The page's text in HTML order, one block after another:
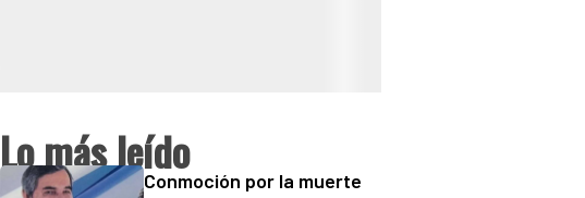
Lo más leído
Conmoción por la muerte